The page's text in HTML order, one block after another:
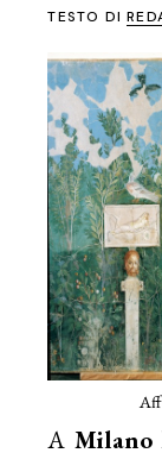
TESTO DI
A Milano